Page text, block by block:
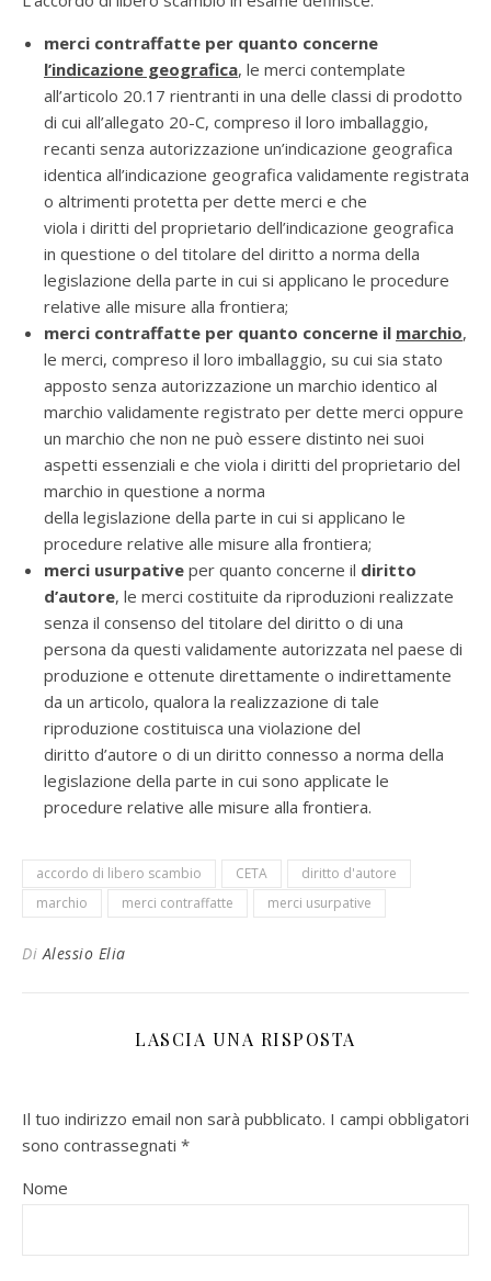
merci contraffatte per quanto concerne
l’indicazione geografica, le merci contemplate
all’articolo 20.17 rientranti in una delle classi di prodotto
di cui all’allegato 20-C, compreso il loro imballaggio,
recanti senza autorizzazione un’indicazione geografica
identica all’indicazione geografica validamente registrata
o altrimenti protetta per dette merci e che
viola i diritti del proprietario dell’indicazione geografica
in questione o del titolare del diritto a norma della
legislazione della parte in cui si applicano le procedure
relative alle misure alla frontiera;
merci contraffatte per quanto concerne il marchio,
le merci, compreso il loro imballaggio, su cui sia stato
apposto senza autorizzazione un marchio identico al
marchio validamente registrato per dette merci oppure
un marchio che non ne può essere distinto nei suoi
aspetti essenziali e che viola i diritti del proprietario del
marchio in questione a norma
della legislazione della parte in cui si applicano le
procedure relative alle misure alla frontiera;
merci usurpative per quanto concerne il diritto
d’autore, le merci costituite da riproduzioni realizzate
senza il consenso del titolare del diritto o di una
persona da questi validamente autorizzata nel paese di
produzione e ottenute direttamente o indirettamente
da un articolo, qualora la realizzazione di tale
riproduzione costituisca una violazione del
diritto d’autore o di un diritto connesso a norma della
legislazione della parte in cui sono applicate le
procedure relative alle misure alla frontiera.
accordo di libero scambio CETA
diritto d'autore
marchio
merci contraffatte merci usurpative
DiAlessio Elia
LASCIA UNA RISPOSTA
Il tuo indirizzo email non sarà pubblicato. I campi obbligatori
sono contrassegnati *
Nome